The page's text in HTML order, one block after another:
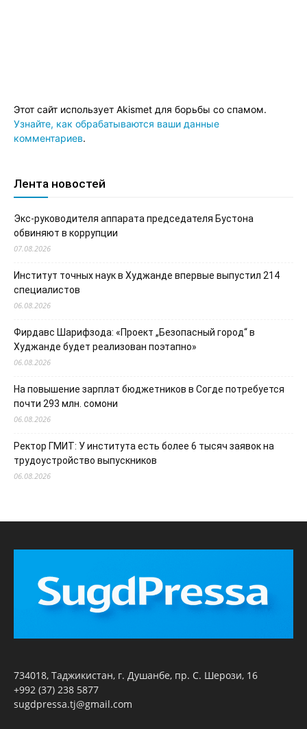
Этот сайт использует Akismet для борьбы со спамом.
Узнайте, как обрабатываются ваши данные
комментариев.
Лента новостей
Экс-руководителя аппарата председателя Бустона
обвиняют в коррупции
07.08.2026
Институт точных наук в Худжанде впервые выпустил 214
специалистов
06.08.2026
Фирдавс Шарифзода: «Проект „Безопасный город“ в
Худжанде будет реализован поэтапно»
06.08.2026
На повышение зарплат бюджетников в Согде потребуется
почти 293 млн. сомони
06.08.2026
Ректор ГМИТ: У института есть более 6 тысяч заявок на
трудоустройство выпускников
06.08.2026
734018, Таджикистан, г. Душанбе, пр. С. Шерози, 16
+992 (37) 238 5877
sugdpressa.tj@gmail.com